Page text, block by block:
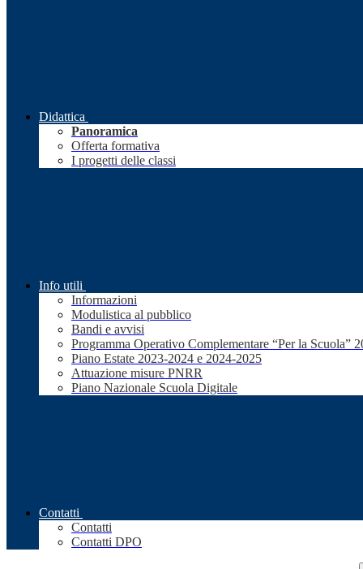
Didattica
Panoramica
Offerta formativa
I progetti delle classi
Info utili
Informazioni
Modulistica al pubblico
Bandi e avvisi
Programma Operativo Complementare “Per la Scuola”
Piano Estate 2023-2024 e 2024-2025
Attuazione misure PNRR
Piano Nazionale Scuola Digitale
Contatti
Contatti
Contatti DPO